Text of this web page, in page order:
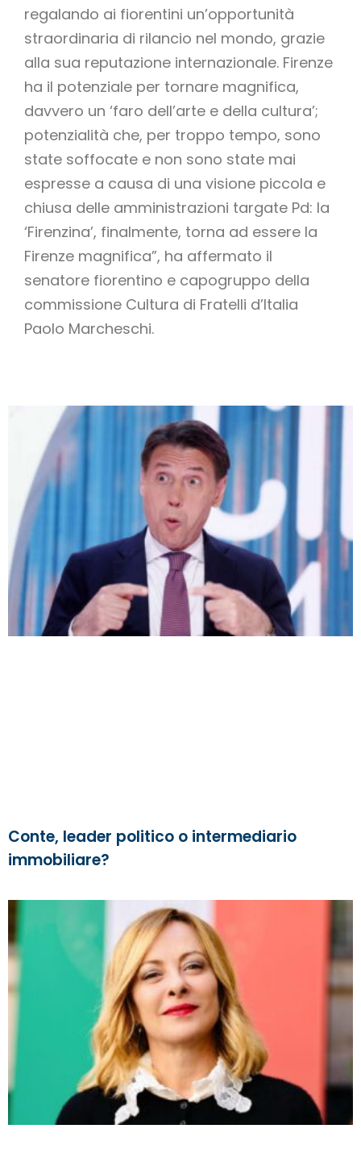
regalando ai fiorentini un’opportunità
straordinaria di rilancio nel mondo, grazie
alla sua reputazione internazionale. Firenze
ha il potenziale per tornare magnifica,
davvero un ‘faro dell’arte e della cultura’;
potenzialità che, per troppo tempo, sono
state soffocate e non sono state mai
espresse a causa di una visione piccola e
chiusa delle amministrazioni targate Pd: la
‘Firenzina’, finalmente, torna ad essere la
Firenze magnifica”, ha affermato il
senatore fiorentino e capogruppo della
commissione Cultura di Fratelli d’Italia
Paolo Marcheschi.
Conte, leader politico o intermediario
immobiliare?